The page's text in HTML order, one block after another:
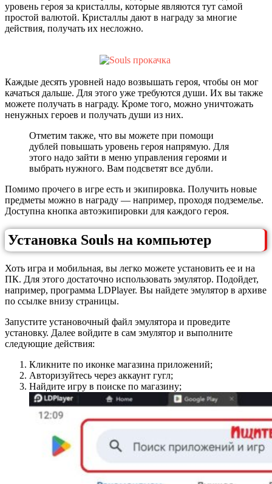
уровень героя за кристаллы, которые являются тут самой
простой валютой. Кристаллы дают в награду за многие
действия, получать их несложно.
Каждые десять уровней надо возвышать героя, чтобы он мог
качаться дальше. Для этого уже требуются души. Их вы также
можете получать в награду. Кроме того, можно уничтожать
ненужных героев и получать души из них.
Отметим также, что вы можете при помощи
дублей повышать уровень героя напрямую. Для
этого надо зайти в меню управления героями и
выбрать нужного. Вам подсветят все дубли.
Помимо прочего в игре есть и экипировка. Получить новые
предметы можно в награду — например, проходя подземелье.
Доступна кнопка автоэкипировки для каждого героя.
Установка Souls на компьютер
Хоть игра и мобильная, вы легко можете установить ее и на
ПК. Для этого достаточно использовать эмулятор. Подойдет,
например, программа LDPlayer. Вы найдете эмулятор в архиве
по ссылке внизу страницы.
Запустите установочный файл эмулятора и проведите
установку. Далее войдите в сам эмулятор и выполните
следующие действия:
Кликните по иконке магазина приложений;
Авторизуйтесь через аккаунт гугл;
Найдите игру в поиске по магазину;